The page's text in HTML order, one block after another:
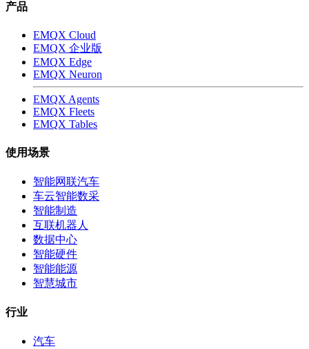
产品
EMQX Cloud
EMQX 企业版
EMQX Edge
EMQX Neuron
EMQX Agents
EMQX Fleets
EMQX Tables
使用场景
智能网联汽车
车云智能数采
智能制造
互联机器人
数据中心
智能硬件
智能能源
智慧城市
行业
汽车